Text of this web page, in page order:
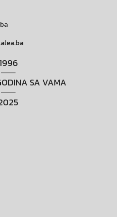
1996
SA VAMA